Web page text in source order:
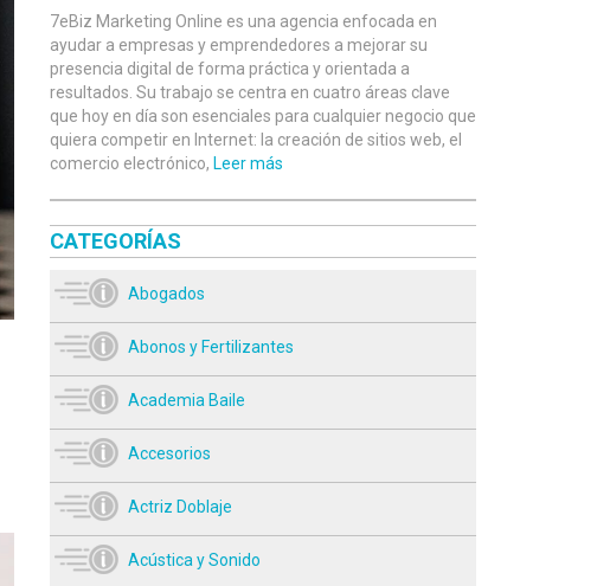
7eBiz Marketing Online es una agencia enfocada en
ayudar a empresas y emprendedores a mejorar su
presencia digital de forma práctica y orientada a
resultados. Su trabajo se centra en cuatro áreas clave
que hoy en día son esenciales para cualquier negocio que
quiera competir en Internet: la creación de sitios web, el
comercio electrónico, Leer más
CATEGORÍAS
Abogados
Abonos y Fertilizantes
Academia Baile
Accesorios
Actriz Doblaje
Acústica y Sonido